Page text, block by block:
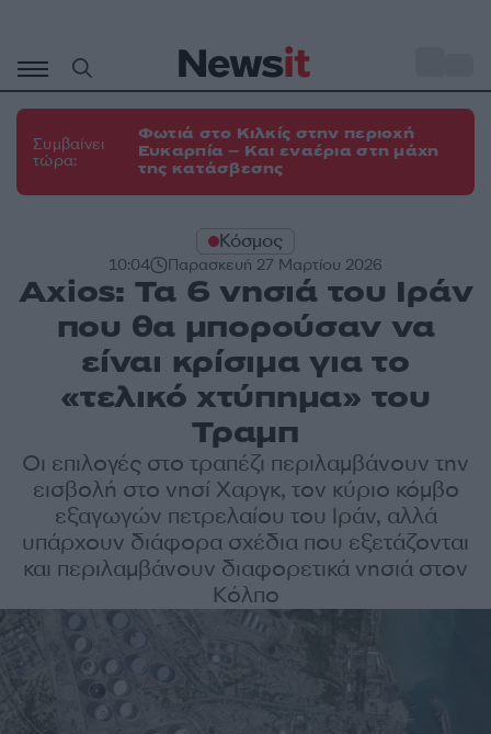
περιεχόμενο
Συμβαίνει
τώρα:
Φωτιά στο Κιλκίς στην περιοχή
Ευκαρπία – Και εναέρια στη μάχη
της κατάσβεσης
Κόσμος
10:04 Παρασκευή 27 Μαρτίου 2026
Axios: Τα 6 νησιά του Ιράν
που θα μπορούσαν να
είναι κρίσιμα για το
«τελικό χτύπημα» του
Τραμπ
Οι επιλογές στο τραπέζι περιλαμβάνουν την
εισβολή στο νησί Χαργκ, τον κύριο κόμβο
εξαγωγών πετρελαίου του Ιράν, αλλά
υπάρχουν διάφορα σχέδια που εξετάζονται
και περιλαμβάνουν διαφορετικά νησιά στον
Κόλπο